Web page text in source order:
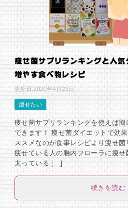
痩せ菌サプリランキングと人気
増やす食べ物レシピ
更新日:2020年4月23日
痩せたい
痩せ菌サプリランキングを使えば
できます！ 痩せ菌ダイエットで効
ススメなのが食事レシピより痩せ菌
痩せている人の腸内フローラに痩せ
太っている […]
続きを読む